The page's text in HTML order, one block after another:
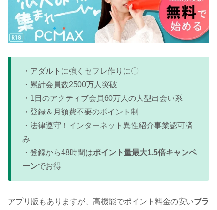
・アダルトに強くセフレ作りに〇
・累計会員数2500万人突破
・1日のアクティブ会員60万人の大型出会い系
・登録＆月額費不要のポイント制
・法律遵守！インターネット異性紹介事業認可済
み
・登録から48時間はポイント量最大1.5倍キャンペ
ーンでお得
アプリ版もありますが、高機能でポイント料金の安いブラ